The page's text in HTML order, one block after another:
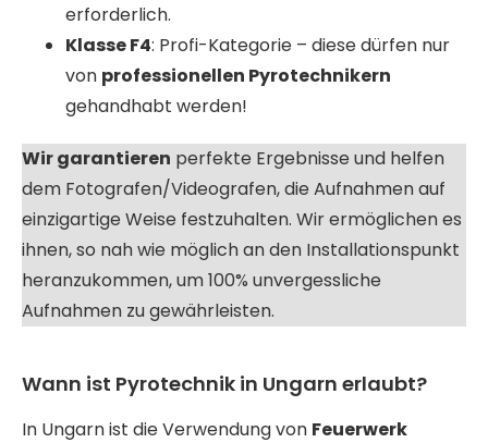
erforderlich.
Klasse F4: Profi-Kategorie – diese dürfen nur
von professionellen Pyrotechnikern
gehandhabt werden!
Wir garantieren perfekte Ergebnisse und helfen
dem Fotografen/Videografen, die Aufnahmen auf
einzigartige Weise festzuhalten. Wir ermöglichen es
ihnen, so nah wie möglich an den Installationspunkt
heranzukommen, um 100% unvergessliche
Aufnahmen zu gewährleisten.
Wann ist Pyrotechnik in Ungarn erlaubt?
In Ungarn ist die Verwendung von Feuerwerk